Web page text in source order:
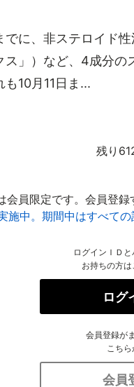
に、非ステロイド
ス」）など、4成分
10月11日ま...
残り
会員限定です。会員登録
施中。期間中はすべて
ログインＩＤ
お持ちの方は
ログ
会員登録が
こちら
会員